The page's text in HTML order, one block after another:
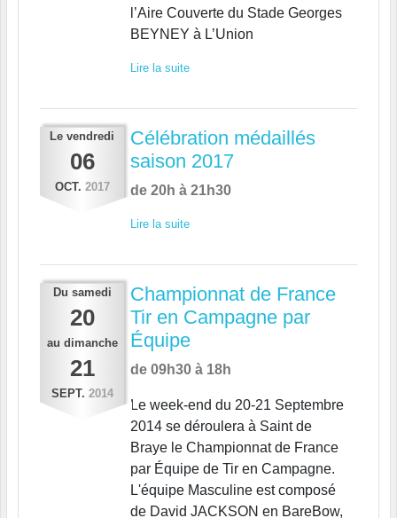
l’Aire Couverte du Stade Georges
BEYNEY à L’Union
Lire la suite
Le vendredi
06
OCT. 2017
Célébration médaillés
saison 2017
de 20h à 21h30
Lire la suite
Du samedi
20
au dimanche
21
SEPT. 2014
Championnat de France
Tir en Campagne par
Équipe
de 09h30 à 18h
Le week-end du 20-21 Septembre
2014 se déroulera à Saint de
Braye le Championnat de France
par Équipe de Tir en Campagne.
L'équipe Masculine est composé
de David JACKSON en BareBow,